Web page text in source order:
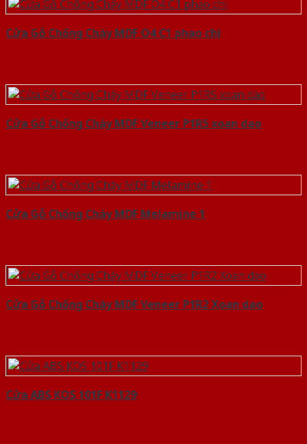
Cửa Gỗ Chống Cháy MDF O4 C1 phao chi
Cửa Gỗ Chống Cháy MDF Veneer P1R5 xoan dao
Cửa Gỗ Chống Cháy MDF Melamine 1
Cửa Gỗ Chống Cháy MDF Veneer P1R2 Xoan dao
Cửa ABS KOS 101F K1129